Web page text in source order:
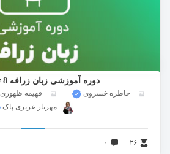
دوره آموزشی زبان زرافه 8 تا 10 سال
خاطره خسروی فهیمه ظهوری
مهرناز عزیزی پاک
۲۶ ۰